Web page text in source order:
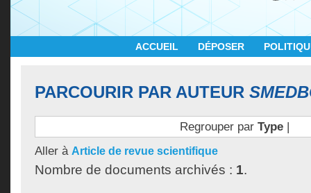
ACCUEIL DÉPOSER
PARCOURIR PAR AUTEUR
Regrouper par Type|
Aller à Article de revue scientifique
Nombre de documents archivés : 1.